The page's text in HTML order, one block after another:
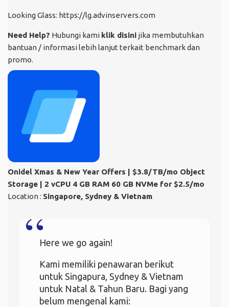
Looking Glass: https://lg.advinservers.com
Need Help? Hubungi kami klik disini jika membutuhkan
bantuan / informasi lebih lanjut terkait benchmark dan
promo.
Onidel Xmas & New Year Offers | $3.8/TB/mo Object
Storage | 2 vCPU 4 GB RAM 60 GB NVMe for $2.5/mo
Location : Singapore, Sydney & Vietnam
Here we go again!
Kami memiliki penawaran berikut
untuk Singapura, Sydney & Vietnam
untuk Natal & Tahun Baru. Bagi yang
belum mengenal kami: